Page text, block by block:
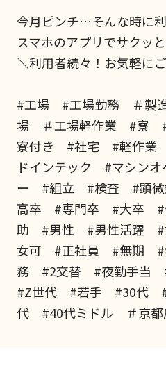
今月ピンチ…そんな時に利
スマホのアプリでサクッ
＼利用者続々！お気軽に
#工場 #工場勤務 ＃製
場 ＃工場軽作業 #寮
寮付き #社宅 #軽作業
ドインテック #マシン
ー #組立 #検査 #顕
高卒 #専門卒 #大卒 #
助 #男性 #男性活躍
女可 #正社員 #無期 #
務 #2交替 #夜勤手当
#Z世代 #若手 #30代
代 #40代ミドル ＃京